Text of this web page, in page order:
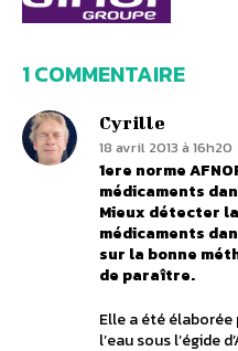
1 COMMENTAIRE
Cyrille
18 avril 2013 à 16h20
1ere norme
médicaments
Mieux détecter
médicaments
sur la bonne
de paraître.
Elle a été élaborée
l’eau sous l’égide